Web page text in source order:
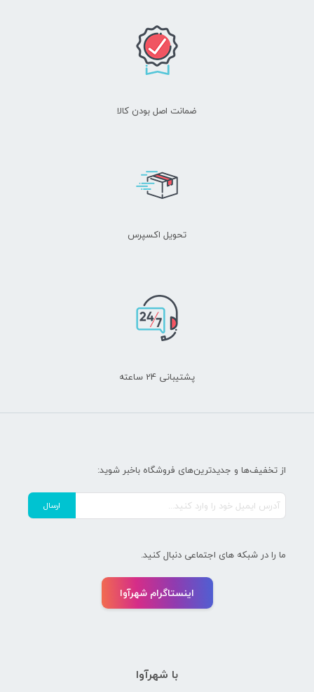
ضمانت اصل بودن کالا
تحویل اکسپرس
پشتیبانی 24 ساعته
از تخفیف‌ها و جدیدترین‌های فروشگاه باخبر شوید:
ما را در شبکه های اجتماعی دنبال کنید.
اینستاگرام شهرآوا
با شهرآوا